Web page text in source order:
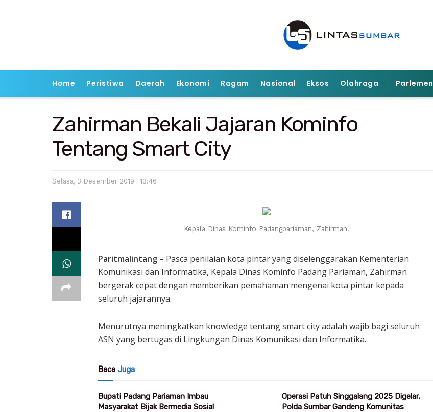
Home Peristiwa Daerah Ekonomi Ragam Nasional Eksos Olahraga Parlemen
Zahirman Bekali Jajaran Kominfo
Tentang Smart City
Selasa, 3 Desember 2019 | 13:46
Kepala Dinas Kominfo Padangpariaman, Zahirman.
Paritmalintang – Pasca penilaian kota pintar yang diselenggarakan Kementerian
Komunikasi dan Informatika, Kepala Dinas Kominfo Padang Pariaman, Zahirman
bergerak cepat dengan memberikan pemahaman mengenai kota pintar kepada
seluruh jajarannya.
Menurutnya meningkatkan knowledge tentang smart city adalah wajib bagi seluruh
ASN yang bertugas di Lingkungan Dinas Komunikasi dan Informatika.
Baca Juga
Bupati Padang Pariaman Imbau
Masyarakat Bijak Bermedia Sosial
Operasi Patuh Singgalang 2025 Digelar,
Polda Sumbar Gandeng Komunitas